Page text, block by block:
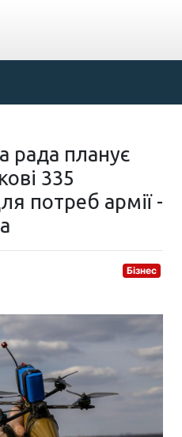
рада планує
335
потреб армії -
Бізнес